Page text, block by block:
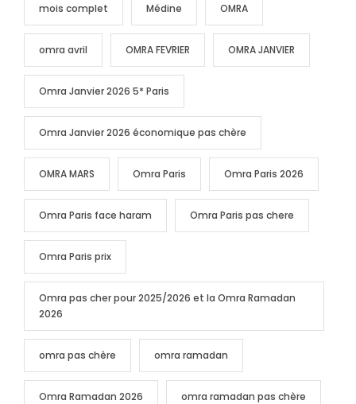
mois complet Médine OMRA
omra avril OMRA FEVRIER OMRA JANVIER
Omra Janvier 2026 5* Paris
Omra Janvier 2026 économique pas chère
OMRA MARS Omra Paris Omra Paris 2026
Omra Paris face haram Omra Paris pas chere
Omra Paris prix
Omra pas cher pour 2025/2026 et la Omra Ramadan
2026
omra pas chère omra ramadan
Omra Ramadan 2026 omra ramadan pas chère